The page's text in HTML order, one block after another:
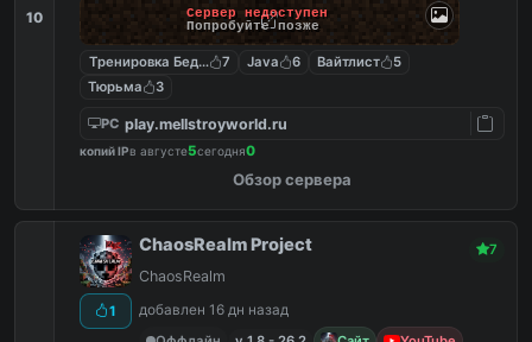
10
Сервер недоступен
Попробуйте позже
Тренировка Бед Варс
7 Java 6 Вайтлист
5
Тюрьма
3
PC play.mellstroyworld.ru
копий IPв августе5сегодня0
Обзор сервера
1
ChaosRealm Project 7
ChaosRealm
добавлен 16 дн назад